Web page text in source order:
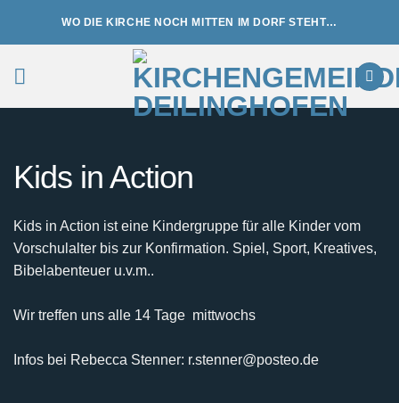
WO DIE KIRCHE NOCH MITTEN IM DORF STEHT…
Kids in Action
Kids in Action ist eine Kindergruppe für alle Kinder vom
Vorschulalter bis zur Konfirmation. Spiel, Sport, Kreatives,
Bibelabenteuer u.v.m..
Wir treffen uns alle 14 Tage mittwochs
Infos bei Rebecca Stenner: r.stenner@posteo.de